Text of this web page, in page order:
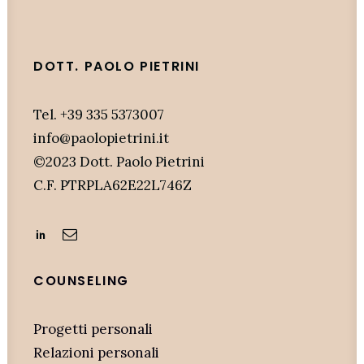
DOTT. PAOLO PIETRINI
Tel. +39 335 5373007
info@paolopietrini.it
©2023 Dott. Paolo Pietrini
C.F. PTRPLA62E22L746Z
COUNSELING
Progetti personali
Relazioni personali